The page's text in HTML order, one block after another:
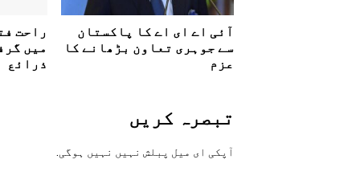
آئی اے ای اے کا پاکستان
سے جوہری تعاون بڑھانے کا
عزم
راحت
میں
ذرائع
تبصرہ کريں
آپکی ای ميل پبلش نہيں نہيں ہوگی.